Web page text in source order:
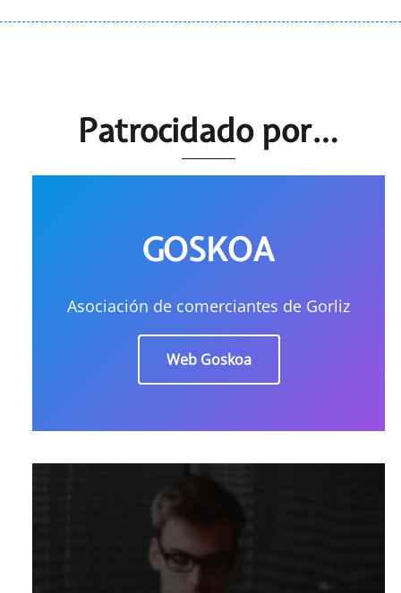
Patrocidado por…
GOSKOA
Asociación de comerciantes de Gorliz
Web Goskoa